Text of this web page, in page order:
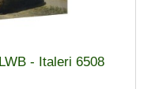
- Italeri 6508